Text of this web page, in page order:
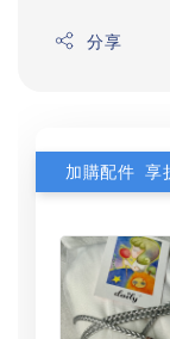
分享
加購配件 享